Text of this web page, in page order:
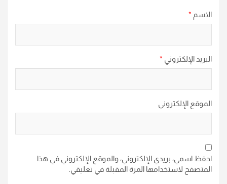
الاسم *
البريد الإلكتروني *
الموقع الإلكتروني
احفظ اسمي، بريدي الإلكتروني، والموقع الإلكتروني في هذا
المتصفح لاستخدامها المرة المقبلة في تعليقي.